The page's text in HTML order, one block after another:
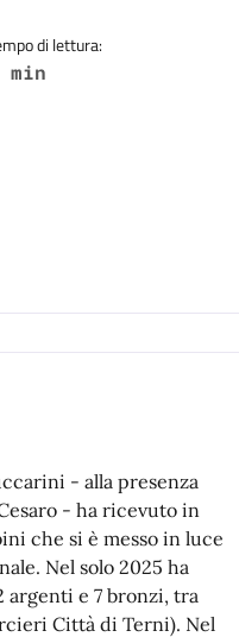
di lettura:
min
- alla presenza
- ha ricevuto in
che si è messo in luce
Nel solo 2025 ha
argenti e 7 bronzi, tra
Città di Terni). Nel